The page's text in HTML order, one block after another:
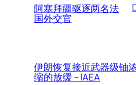
阿塞拜疆驱逐两名法
国外交官
伊朗恢复接近武器级铀
缩的放缓 – IAEA